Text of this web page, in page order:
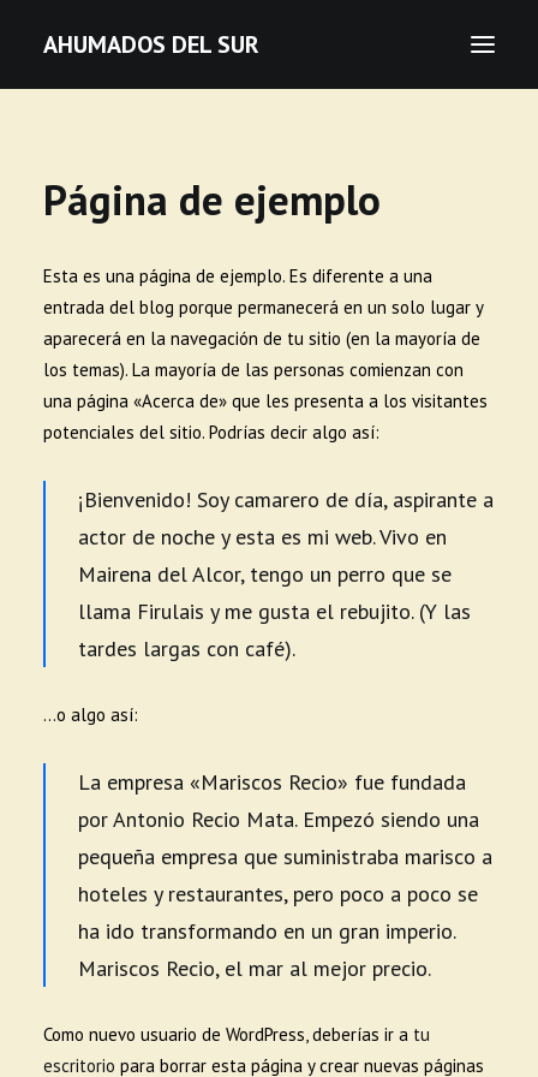
AHUMADOS DEL SUR
Esturión
Pesca local artesanal
Join our Club
Página de ejemplo
Esta es una página de ejemplo. Es diferente a una
entrada del blog porque permanecerá en un solo lugar y
aparecerá en la navegación de tu sitio (en la mayoría de
los temas). La mayoría de las personas comienzan con
una página «Acerca de» que les presenta a los visitantes
potenciales del sitio. Podrías decir algo así:
¡Bienvenido! Soy camarero de día, aspirante a
actor de noche y esta es mi web. Vivo en
Mairena del Alcor, tengo un perro que se
llama Firulais y me gusta el rebujito. (Y las
tardes largas con café).
…o algo así:
La empresa «Mariscos Recio» fue fundada
por Antonio Recio Mata. Empezó siendo una
pequeña empresa que suministraba marisco a
hoteles y restaurantes, pero poco a poco se
ha ido transformando en un gran imperio.
Mariscos Recio, el mar al mejor precio.
Como nuevo usuario de WordPress, deberías ir a tu
escritorio para borrar esta página y crear nuevas páginas